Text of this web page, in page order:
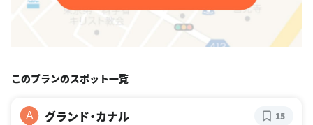
このプランのスポット一覧
A グランド・カナル 15